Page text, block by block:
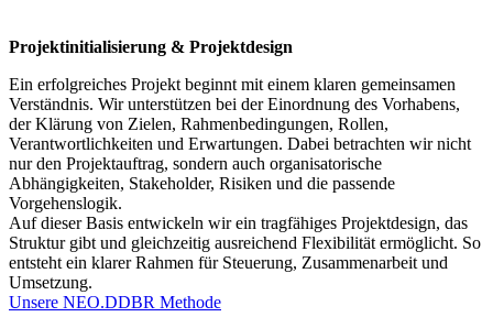
Projektinitialisierung & Projektdesign
Ein erfolgreiches Projekt beginnt mit einem klaren gemeinsamen
Verständnis. Wir unterstützen bei der Einordnung des Vorhabens,
der Klärung von Zielen, Rahmenbedingungen, Rollen,
Verantwortlichkeiten und Erwartungen. Dabei betrachten wir nicht
nur den Projektauftrag, sondern auch organisatorische
Abhängigkeiten, Stakeholder, Risiken und die passende
Vorgehenslogik.
Auf dieser Basis entwickeln wir ein tragfähiges Projektdesign, das
Struktur gibt und gleichzeitig ausreichend Flexibilität ermöglicht. So
entsteht ein klarer Rahmen für Steuerung, Zusammenarbeit und
Umsetzung.
Unsere NEO.DDBR Methode